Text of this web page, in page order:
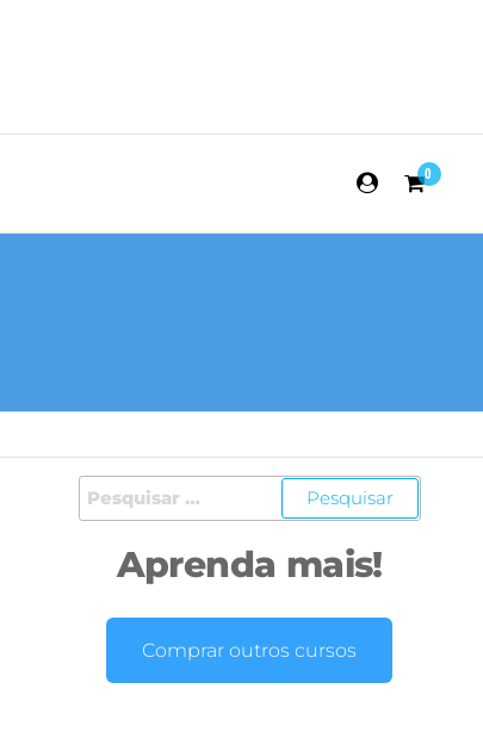
0
Aprenda mais!
Comprar outros cursos